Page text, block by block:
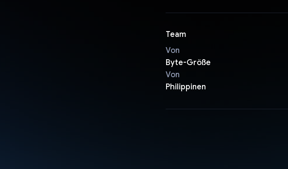
Team
Von
Byte-Größe
Von
Philippinen